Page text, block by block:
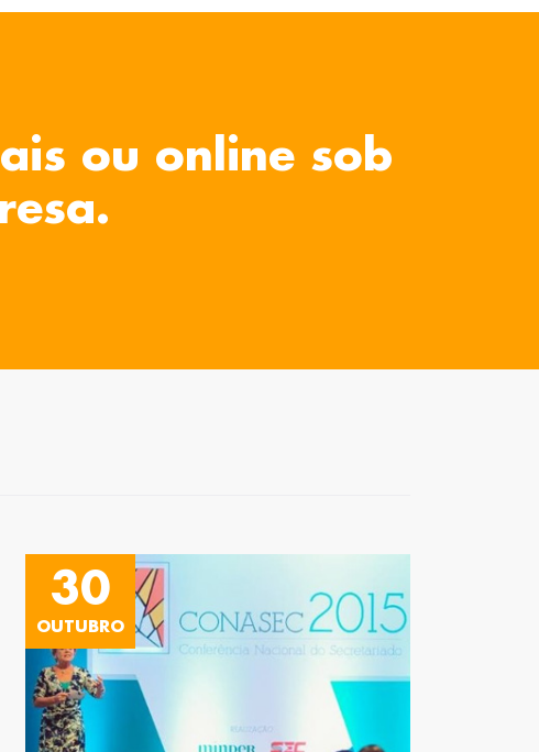
ou online sob
30
OUTUBRO